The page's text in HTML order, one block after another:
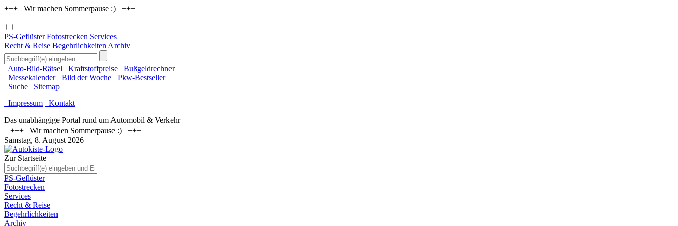
+++ Wir machen Sommerpause :) +++
PS-Geflüster Fotostrecken Services
Recht & Reise Begehrlichkeiten Archiv
Auto-Bild-Rätsel Kraftstoffpreise
Bußgeldrechner
Messekalender
Bild der Woche
Pkw-Bestseller
Suche
Sitemap
Impressum
Kontakt
Das unabhängige Portal rund um Automobil & Verkehr
+++ Wir machen Sommerpause :) +++
Samstag, 8. August 2026
Zur Startseite
PS-Geflüster
Fotostrecken
Services
Recht & Reise
Begehrlichkeiten
Archiv